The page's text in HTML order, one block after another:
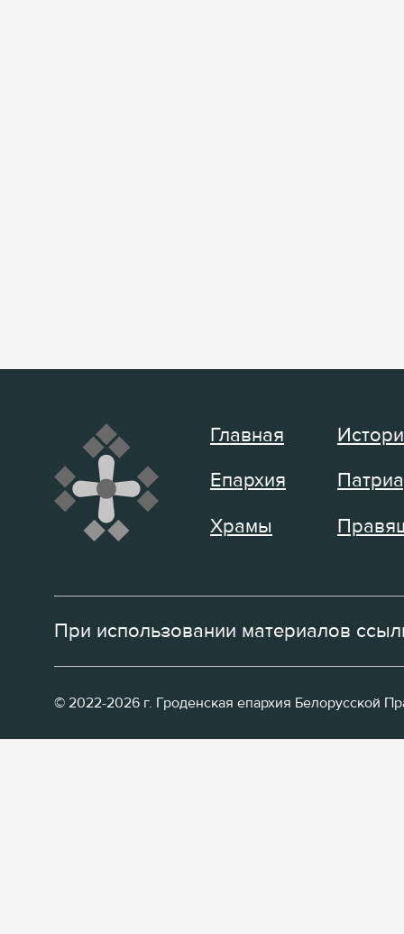
Главная
Епархия
Храмы
При использовании материалов
© 2022-2026 г. Гроденская епархия Белорусской